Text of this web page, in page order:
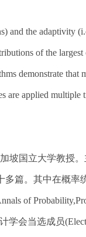
and the adaptivity
of the largest
demonstrate that
are applied multiple
坡国立大学教授
多篇。其中在概率
of
学会当选成员